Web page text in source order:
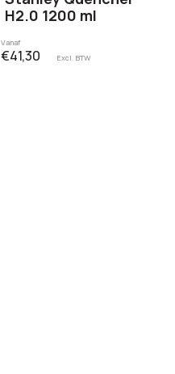
H2.0 1200 ml
Vanaf
€41,30 Excl. BTW